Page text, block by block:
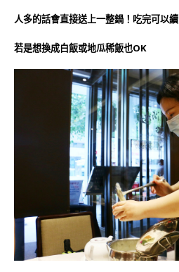
人多的話會直接送上一整鍋！吃完可以續
若是想換成白飯或地瓜稀飯也OK